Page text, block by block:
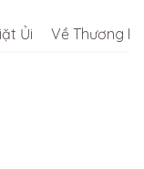
Ủi Về Thương